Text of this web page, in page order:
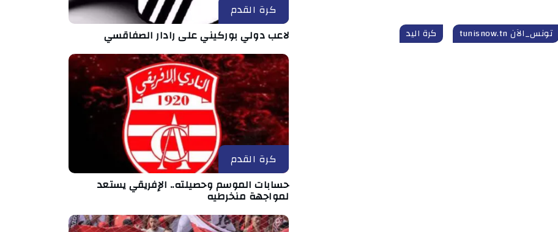
تونس_الآن tunisnow.tn كرة اليد
كرة القدم
لاعب دولي بوركيني على رادار الصفاقسي
كرة القدم
حسابات الموسم وحصيلته.. الإفريقي يستعد
لمواجهة منخرطيه